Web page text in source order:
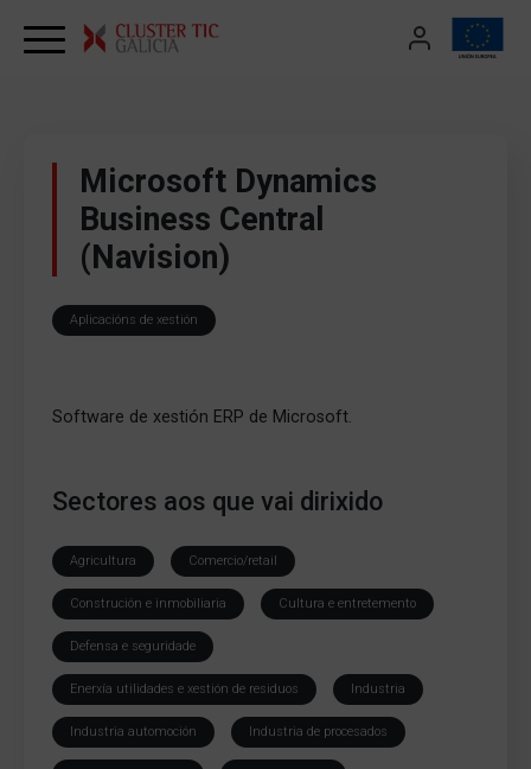
Microsoft Dynamics
Business Central
(Navision)
Aplicacións de xestión
Software de xestión ERP de Microsoft.
Sectores aos que vai dirixido
Agricultura Comercio/retail
Construción e inmobiliaria Cultura e entretemento
Defensa e seguridade
Enerxía utilidades e xestión de residuos Industria
Industria automoción Industria de procesados